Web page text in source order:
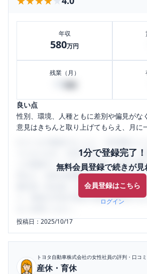
年収
580万円
残業（月）
40
良い点
性別、環境、人種ともに差別や偏見がな
意見はきちんと取り上げてもらえ、月に
1分で登録完了！
無料会員登録で続きが見
会員登録はこちら
ログイン
うになります。SHEHUB(シーハブ)は、
ミの投稿サイトです。給与面・女性の働
判など、女性の転職は気にすべき点がた
輩社員（元社員）の口コミを通して、本
り、将来の不安や現在の悩みを解消する
投稿日：2025/10/17
トヨタ自動車株式会社の女性社員の評判・口コミ
産休・育休